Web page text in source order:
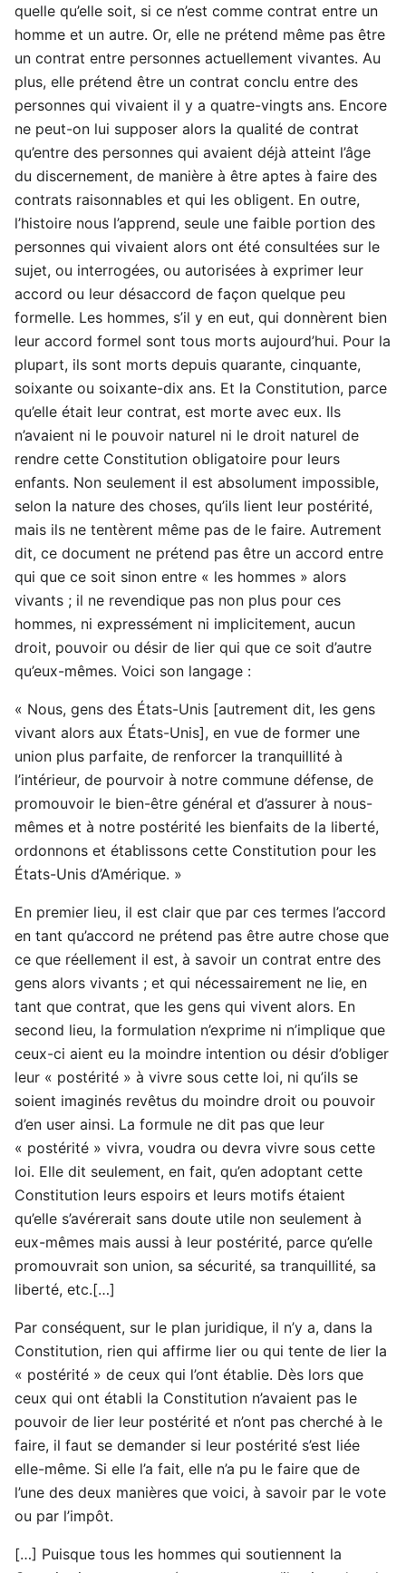
quelle qu’elle soit, si ce n’est comme contrat entre un
homme et un autre. Or, elle ne prétend même pas être
un contrat entre personnes actuellement vivantes. Au
plus, elle prétend être un contrat conclu entre des
personnes qui vivaient il y a quatre-vingts ans. Encore
ne peut-on lui supposer alors la qualité de contrat
qu’entre des personnes qui avaient déjà atteint l’âge
du discernement, de manière à être aptes à faire des
contrats raisonnables et qui les obligent. En outre,
l’histoire nous l’apprend, seule une faible portion des
personnes qui vivaient alors ont été consultées sur le
sujet, ou interrogées, ou autorisées à exprimer leur
accord ou leur désaccord de façon quelque peu
formelle. Les hommes, s’il y en eut, qui donnèrent bien
leur accord formel sont tous morts aujourd’hui. Pour la
plupart, ils sont morts depuis quarante, cinquante,
soixante ou soixante-dix ans. Et la Constitution, parce
qu’elle était leur contrat, est morte avec eux. Ils
n’avaient ni le pouvoir naturel ni le droit naturel de
rendre cette Constitution obligatoire pour leurs
enfants. Non seulement il est absolument impossible,
selon la nature des choses, qu’ils lient leur postérité,
mais ils ne tentèrent même pas de le faire. Autrement
dit, ce document ne prétend pas être un accord entre
qui que ce soit sinon entre « les hommes » alors
vivants ; il ne revendique pas non plus pour ces
hommes, ni expressément ni implicitement, aucun
droit, pouvoir ou désir de lier qui que ce soit d’autre
qu’eux-mêmes. Voici son langage :
« Nous, gens des États-Unis [autrement dit, les gens
vivant alors aux États-Unis], en vue de former une
union plus parfaite, de renforcer la tranquillité à
l’intérieur, de pourvoir à notre commune défense, de
promouvoir le bien-être général et d’assurer à nous-
mêmes et à notre postérité les bienfaits de la liberté,
ordonnons et établissons cette Constitution pour les
États-Unis d’Amérique. »
En premier lieu, il est clair que par ces termes l’accord
en tant qu’accord ne prétend pas être autre chose que
ce que réellement il est, à savoir un contrat entre des
gens alors vivants ; et qui nécessairement ne lie, en
tant que contrat, que les gens qui vivent alors. En
second lieu, la formulation n’exprime ni n’implique que
ceux-ci aient eu la moindre intention ou désir d’obliger
leur « postérité » à vivre sous cette loi, ni qu’ils se
soient imaginés revêtus du moindre droit ou pouvoir
d’en user ainsi. La formule ne dit pas que leur
« postérité » vivra, voudra ou devra vivre sous cette
loi. Elle dit seulement, en fait, qu’en adoptant cette
Constitution leurs espoirs et leurs motifs étaient
qu’elle s’avérerait sans doute utile non seulement à
eux-mêmes mais aussi à leur postérité, parce qu’elle
promouvrait son union, sa sécurité, sa tranquillité, sa
liberté, etc.[…]
Par conséquent, sur le plan juridique, il n’y a, dans la
Constitution, rien qui affirme lier ou qui tente de lier la
« postérité » de ceux qui l’ont établie. Dès lors que
ceux qui ont établi la Constitution n’avaient pas le
pouvoir de lier leur postérité et n’ont pas cherché à le
faire, il faut se demander si leur postérité s’est liée
elle-même. Si elle l’a fait, elle n’a pu le faire que de
l’une des deux manières que voici, à savoir par le vote
ou par l’impôt.
[…] Puisque tous les hommes qui soutiennent la